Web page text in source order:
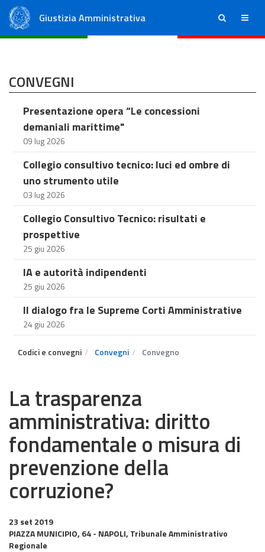
Giustizia Amministrativa ricerca menu
CONVEGNI
Presentazione opera “Le concessioni
demaniali marittime"
09 lug 2026
Collegio consultivo tecnico: luci ed ombre di
uno strumento utile
03 lug 2026
Collegio Consultivo Tecnico: risultati e
prospettive
25 giu 2026
IA e autorità indipendenti
25 giu 2026
Il dialogo fra le Supreme Corti Amministrative
24 giu 2026
Codici e convegni Convegni Convegno
La trasparenza
amministrativa: diritto
fondamentale o misura di
prevenzione della
corruzione?
23 set 2019
PIAZZA MUNICIPIO, 64 - NAPOLI, Tribunale Amministrativo
Regionale